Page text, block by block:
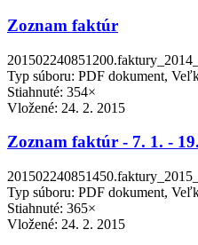
Zoznam faktúr
Typ súboru: PDF dokument,
Stiahnuté: 354×
Vložené: 24. 2. 2015
Zoznam faktúr - 7. 1. -
Typ súboru: PDF dokument,
Stiahnuté: 365×
Vložené: 24. 2. 2015